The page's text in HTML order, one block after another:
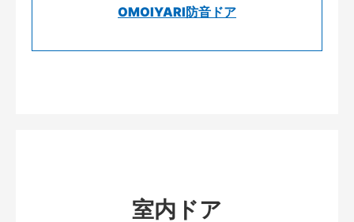
OMOIYARI防音ドア
室内ドア